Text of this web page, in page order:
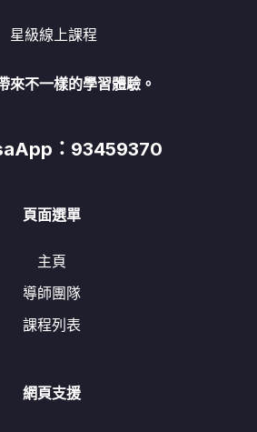
星級線上課程
來不一樣的學習體驗。
：93459370
頁面選單
主頁
導師團隊
課程列表
網頁支援